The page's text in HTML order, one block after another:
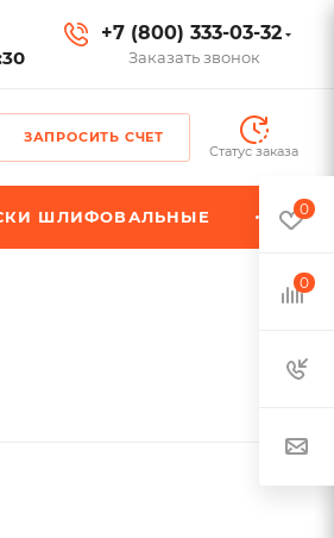
+7 (800) 333-03-32
Заказать звонок
ЗАПРОСИТЬ СЧЕТ
Статус заказа
ШЛИФОВАЛЬНЫЕ 0
0